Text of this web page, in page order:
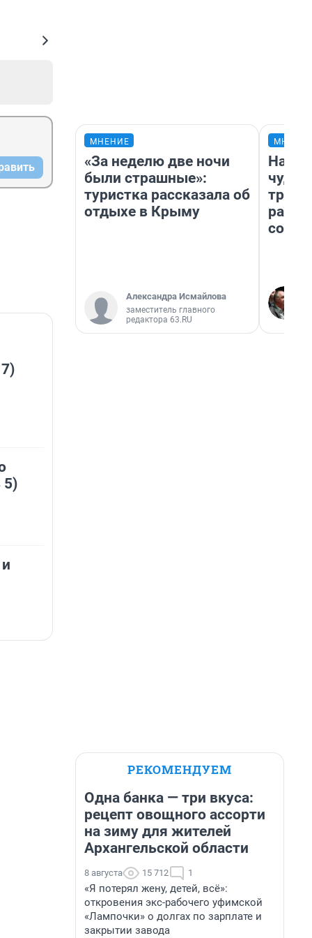
5)
МНЕНИЕ
«За неделю две ночи
были страшные»:
туристка рассказала об
отдыхе в Крыму
Александра Исмайлова
заместитель главного
редактора 63.RU
РЕКОМЕНДУЕМ
Одна банка — три вкуса:
рецепт овощного ассорти
на зиму для жителей
Архангельской области
8 августа 15 712 1
«Я потерял жену, детей, всё»:
откровения экс-рабочего уфимской
«Лампочки» о долгах по зарплате и
закрытии завода